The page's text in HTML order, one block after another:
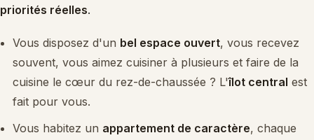
priorités réelles.
Vous disposez d'un bel espace ouvert, vous recevez
souvent, vous aimez cuisiner à plusieurs et faire de la
cuisine le cœur du rez-de-chaussée ? L'îlot central est
fait pour vous.
Vous habitez un appartement de caractère, chaque